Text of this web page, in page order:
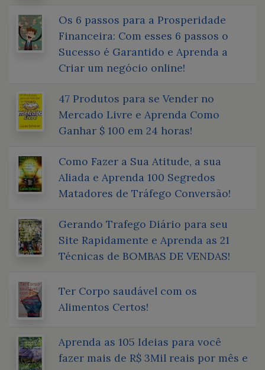
Os 6 passos para a Prosperidade
Financeira: Com esses 6 passos o
Sucesso é Garantido e Aprenda a
Criar um negócio online!
47 Produtos para se Vender no
Mercado Livre e Aprenda Como
Ganhar $ 100 em 24 horas!
Como Fazer a Sua Atitude, a sua
Aliada e Aprenda 100 Segredos
Matadores de Tráfego Conversão!
Gerando Trafego Diário para seu
Site Rapidamente e Aprenda as 21
Técnicas de BOMBAS DE VENDAS!
Ter Corpo saudável com os
Alimentos Certos!
Aprenda as 105 Ideias para você
fazer mais de R$ 3Mil reais por mês e